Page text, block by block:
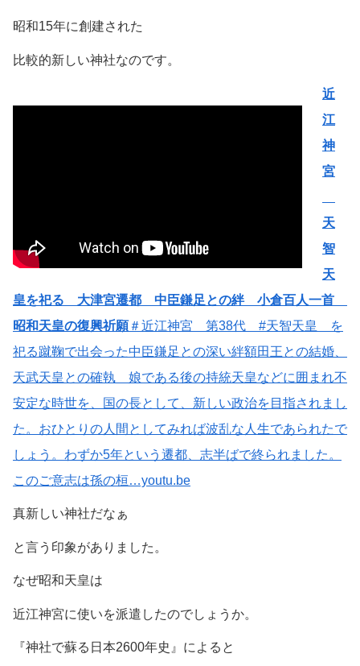
昭和15年に創建された
比較的新しい神社なのです。
近
江
神
宮
天
智
天
皇を祀る 大津宮遷都 中臣鎌足との絆 小倉百人一首
昭和天皇の復興祈願＃近江神宮 第38代 #天智天皇 を
祀る蹴鞠で出会った中臣鎌足との深い絆額田王との結婚、
天武天皇との確執 娘である後の持統天皇などに囲まれ不
安定な時世を、国の長として、新しい政治を目指されまし
た。おひとりの人間としてみれば波乱な人生であられたで
しょう。わずか5年という遷都、志半ばで終られました。
このご意志は孫の桓…youtu.be
真新しい神社だなぁ
と言う印象がありました。
なぜ昭和天皇は
近江神宮に使いを派遣したのでしょうか。
『神社で蘇る日本2600年史』によると